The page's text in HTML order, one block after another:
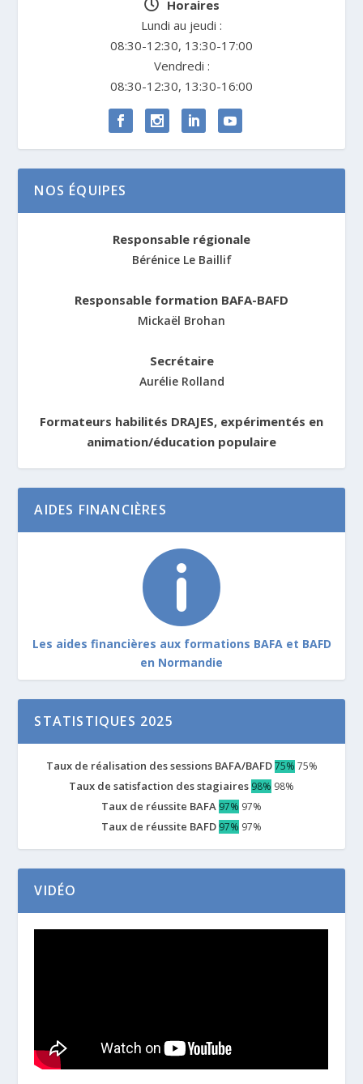
Horaires
Lundi au jeudi :
08:30-12:30, 13:30-17:00
Vendredi :
08:30-12:30, 13:30-16:00
NOS ÉQUIPES
Responsable régionale
Bérénice Le Baillif
Responsable formation BAFA-BAFD
Mickaël Brohan
Secrétaire
Aurélie Rolland
Formateurs habilités DRAJES, expérimentés en
animation/éducation populaire
AIDES FINANCIÈRES

Les aides financières aux formations BAFA et BAFD
en Normandie
STATISTIQUES 2025
Taux de réalisation des sessions BAFA/BAFD 75% 75%
Taux de satisfaction des stagiaires 98% 98%
Taux de réussite BAFA 97% 97%
Taux de réussite BAFD 97% 97%
VIDÉO